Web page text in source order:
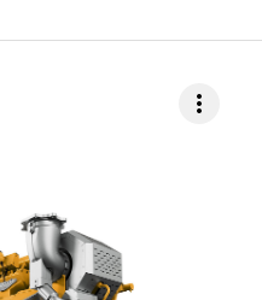
more_vert